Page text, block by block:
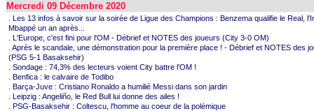
Mercredi 09 Décembre 2020
. Les 13 infos à savoir sur la soirée de Ligue des Champions : Benzema qualifie le Real,
Mbappé un an après...
. L'Europe, c'est fini pour l'OM - Débrief et NOTES des joueurs (City 3-0 OM)
. Après le scandale, une démonstration pour la première place ! - Débrief et NOTES des
(PSG 5-1 Basaksehir)
. Sondage : 74,3% des lecteurs voient City battre l'OM !
. Benfica : le calvaire de Todibo
. Barça-Juve : Cristiano Ronaldo a humilié Messi dans son jardin
. Leipzig : Angeliño, le Red Bull lui donne des ailes !
. PSG-Basaksehir : Coltescu, l'homme au coeur de la polémique